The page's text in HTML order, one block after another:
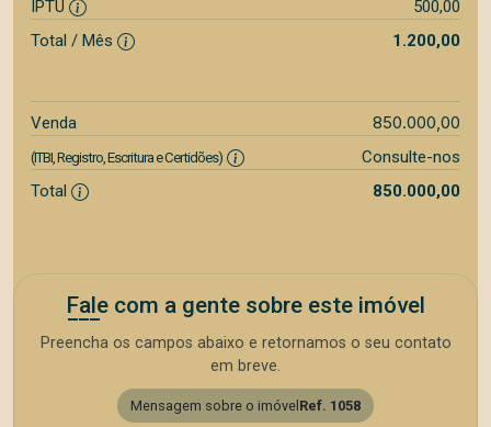
IPTU
500,00
Total / Mês
1.200,00
Venda 850.000,00
(ITBI, Registro, Escritura e Certidões)
Consulte-nos
Total
850.000,00
Fale com a gente sobre este imóvel
Preencha os campos abaixo e retornamos o seu contato
em breve.
Mensagem sobre o imóvel Ref. 1058